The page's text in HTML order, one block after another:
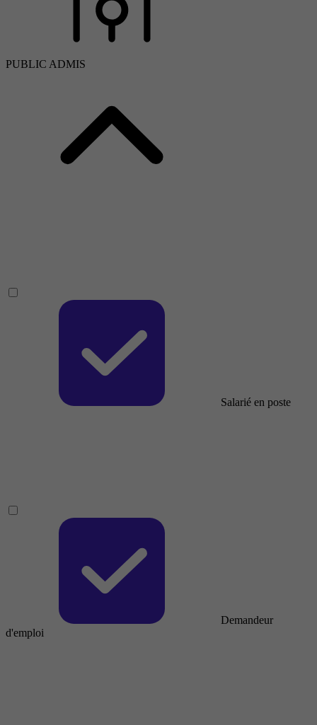
PUBLIC ADMIS
Salarié en poste
Demandeur
d'emploi